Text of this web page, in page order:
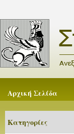
Αρχική Σελίδα
Κατηγορίες